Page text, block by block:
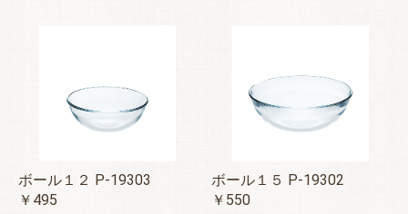
ボール１２ P-19303
￥495
ボール１５ P-19302
￥550